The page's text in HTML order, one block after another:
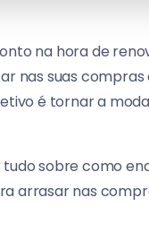
na hora de
nas suas compras
é tornar a
sobre como
arrasar nas